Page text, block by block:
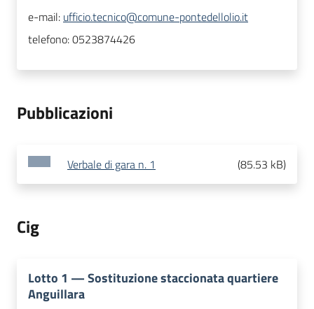
e-mail: ufficio.tecnico@comune-pontedellolio.it
telefono:0523874426
Pubblicazioni
Verbale di gara n. 1 (85.53 kB)
Cig
Lotto 1 —Sostituzione staccionata quartiere
Anguillara